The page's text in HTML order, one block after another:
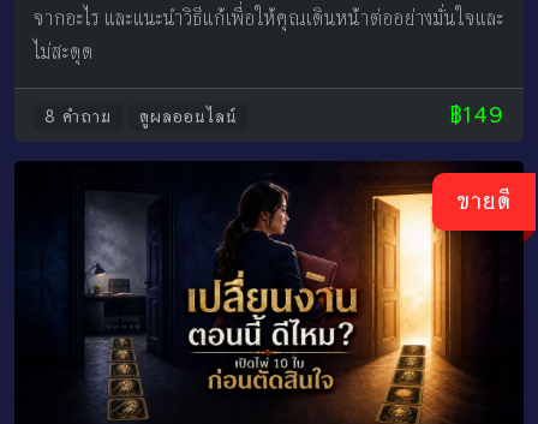
จากอะไร และแนะนำวิธีแก้เพื่อให้คุณเดินหน้าต่ออย่างมั่นใจและ
ไม่สะดุด
8 คำถาม ดูผลออนไลน์ ฿149
ขายดี